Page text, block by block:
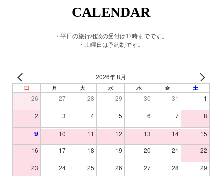
CALENDAR
・平日の旅行相談の受付は17時までです。
・土曜日は予約制です。
2026年 8月
日 月 火 水 木 金 土
26 27 28 29 30 31 1
2 3 4 5 6 7 8
9 10 11 12 13 14
15
16
17 18 19 20 21 22
23 24 25 26 27 28 29